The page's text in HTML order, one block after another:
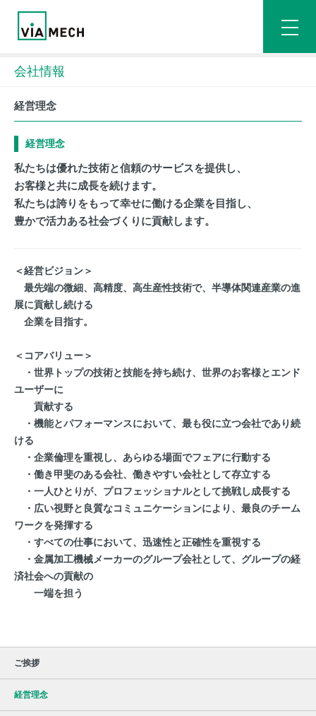
会社情報
経営理念
経営理念
私たちは優れた技術と信頼のサービスを提供し、
お客様と共に成長を続けます。
私たちは誇りをもって幸せに働ける企業を目指し、
豊かで活力ある社会づくりに貢献します。
＜経営ビジョン＞
最先端の微細、高精度、高生産性技術で、半導体関連産業の進
展に貢献し続ける
企業を目指す。
＜コアバリュー＞
・世界トップの技術と技能を持ち続け、世界のお客様とエンド
ユーザーに
貢献する
・機能とパフォーマンスにおいて、最も役に立つ会社であり続
ける
・企業倫理を重視し、あらゆる場面でフェアに行動する
・働き甲斐のある会社、働きやすい会社として存立する
・一人ひとりが、プロフェッショナルとして挑戦し成長する
・広い視野と良質なコミュニケーションにより、最良のチーム
ワークを発揮する
・すべての仕事において、迅速性と正確性を重視する
・金属加工機械メーカーのグループ会社として、グループの経
済社会への貢献の
一端を担う
ご挨拶
経営理念